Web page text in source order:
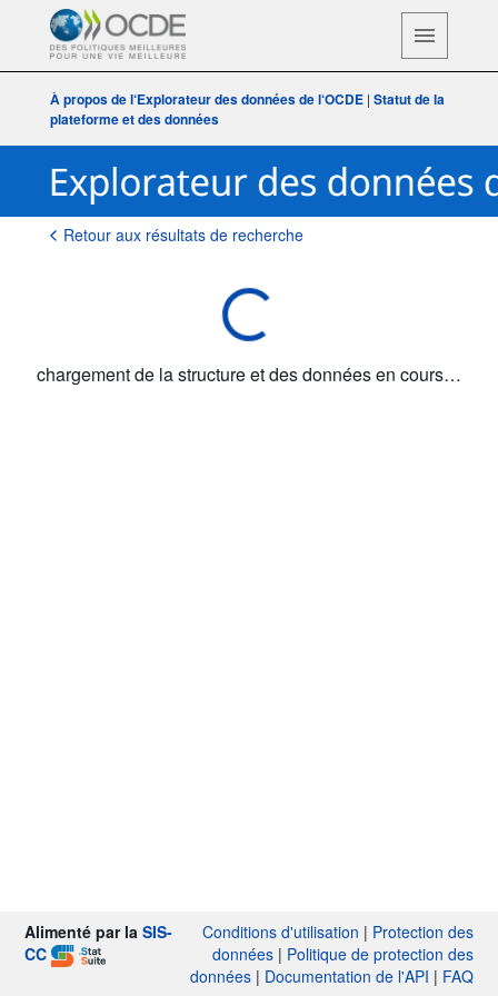
À propos de l‘Explorateur des données de l‘OCDE | Statut de la
plateforme et des données
Retour aux résultats de recherche
chargement de la structure et des données en cours…
chargement de la structure et des données en cours…
Alimenté par laSIS-
CC
Conditions d'utilisation | Protection des
données| Politique de protection des
données| Documentation de l'API | FAQ